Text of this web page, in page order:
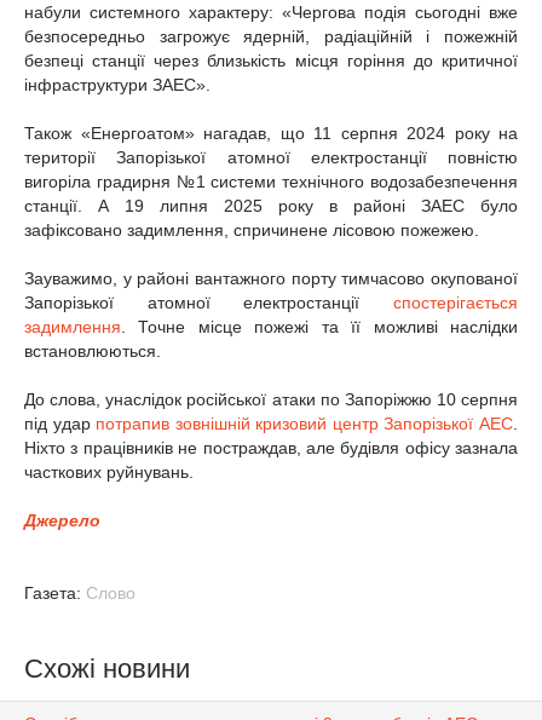
набули системного характеру: «Чергова подія сьогодні вже
безпосередньо загрожує ядерній, радіаційній і пожежній
безпеці станції через близькість місця горіння до критичної
інфраструктури ЗАЕС».
Також «Енергоатом» нагадав, що 11 серпня 2024 року на
території Запорізької атомної електростанції повністю
вигоріла градирня №1 системи технічного водозабезпечення
станції. А 19 липня 2025 року в районі ЗАЕС було
зафіксовано задимлення, спричинене лісовою пожежею.
Зауважимо, у районі вантажного порту тимчасово окупованої
Запорізької атомної електростанції
спостерігається
задимлення . Точне місце пожежі та її можливі наслідки
встановлюються.
До слова, унаслідок російської атаки по Запоріжжю 10 серпня
під удар потрапив зовнішній кризовий центр Запорізької АЕС
Ніхто з працівників не постраждав, але будівля офісу зазнала
часткових руйнувань.
Джерело
Газета: Слово
Схожі новини